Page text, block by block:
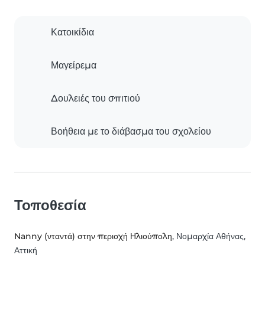
Κατοικίδια
Μαγείρεμα
Δουλειές του σπιτιού
Βοήθεια με το διάβασμα του σχολείου
Τοποθεσία
Nanny (νταντά) στην περιοχή Ηλιούπολη, Νομαρχία Αθήνας,
Αττική